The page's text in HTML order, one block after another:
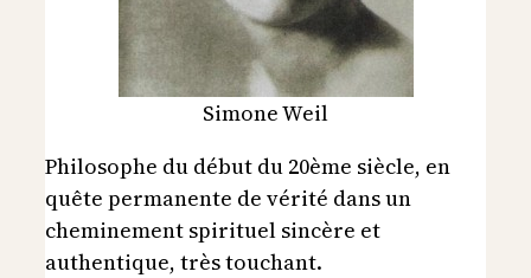
Simone Weil
Philosophe du début du 20ème siècle, en
quête permanente de vérité dans un
cheminement spirituel sincère et
authentique, très touchant.